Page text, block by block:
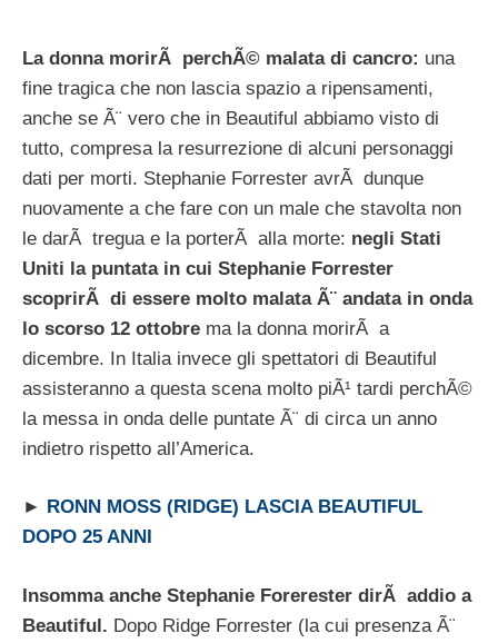
La donna morirÃ perchÃ© malata di cancro: una
fine tragica che non lascia spazio a ripensamenti,
anche se Ã¨ vero che in Beautiful abbiamo visto di
tutto, compresa la resurrezione di alcuni personaggi
dati per morti. Stephanie Forrester avrÃ dunque
nuovamente a che fare con un male che stavolta non
le darÃ tregua e la porterÃ alla morte: negli Stati
Uniti la puntata in cui Stephanie Forrester
scoprirÃ di essere molto malata Ã¨ andata in onda
lo scorso 12 ottobre ma la donna morirÃ a
dicembre. In Italia invece gli spettatori di Beautiful
assisteranno a questa scena molto piÃ¹ tardi perchÃ©
la messa in onda delle puntate Ã¨ di circa un anno
indietro rispetto all’America.
►
RONN MOSS (RIDGE) LASCIA BEAUTIFUL
DOPO 25 ANNI
Insomma anche Stephanie Forerester dirÃ addio a
Beautiful. Dopo Ridge Forrester (la cui presenza Ã¨